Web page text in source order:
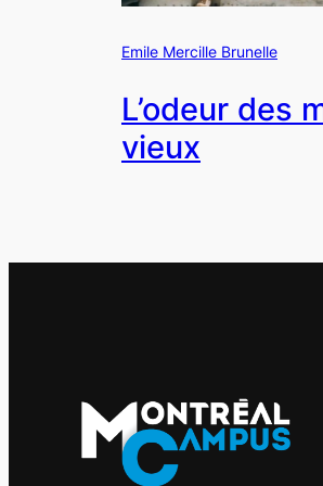
Emile Mercille Brunelle
L’odeur des
vieux